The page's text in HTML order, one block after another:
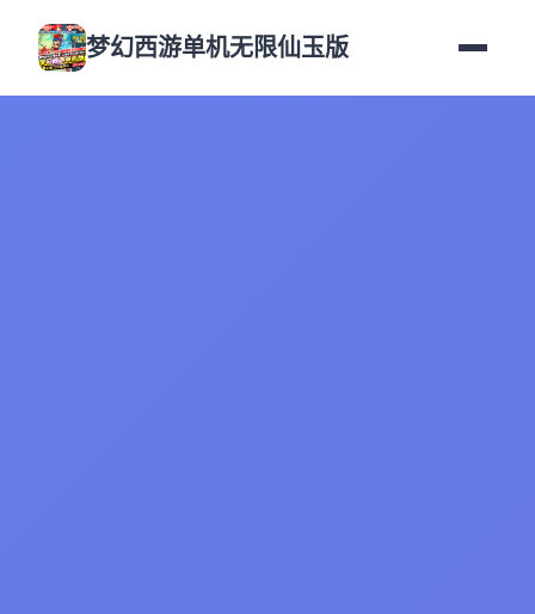
梦幻西游单机无限仙玉版